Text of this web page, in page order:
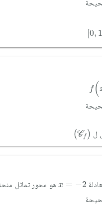
0, 1
[0 1
f (
x
ل (Cf )
(Cf )
x = −2
x=
هو محور تماثل